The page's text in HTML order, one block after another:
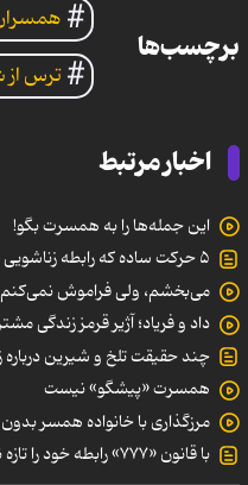
برچسب‌ها
ترس
اخبار مرتبط
این جمله‌ها را به همسرت بگو!
۵ حرکت ساده که رابطه‌ زناشویی را گرم‌تر می‌کند
می‌بخشم، ولی فراموش
داد و فریاد؛ آژیر قرمز زندگی
چند حقیقت تلخ و شیرین
همسرت «پیشگو» نیست
مرزگذاری با خانواده همسر
با قانون «۷۷۷» رابطه خود را تازه نگه داریم!